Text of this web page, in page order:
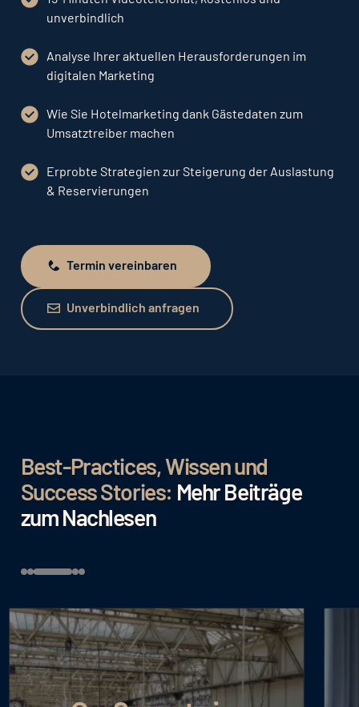
unverbindlich
Analyse Ihrer aktuellen Herausforderungen im
digitalen Marketing
Wie Sie Hotelmarketing dank Gästedaten zum
Umsatztreiber machen
Erprobte Strategien zur Steigerung der Auslastung
& Reservierungen
Termin vereinbaren
Termin vereinbaren
Unverbindlich anfragen
Unverbindlich anfragen
Best-Practices, Wissen und
Success Stories: Mehr Beiträge
zum Nachlesen